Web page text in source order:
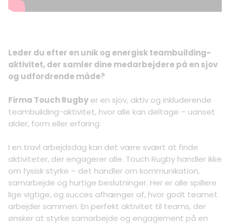
Leder du efter en unik og energisk teambuilding-
aktivitet, der samler dine medarbejdere på en sjov
og udfordrende måde?
Firma Touch Rugby er en sjov, aktiv og inkluderende
teambuilding-aktivitet, hvor alle kan deltage – uanset
alder, form eller erfaring
I en travl arbejdsdag kan det være svært at finde
aktiviteter, der engagerer alle. Touch Rugby handler ikke
om fysisk styrke – det handler om kommunikation,
samarbejde og hurtige beslutninger. Her er alle spillere
lige vigtige, og succes afhænger af, hvor godt teamet
arbejder sammen. En perfekt aktivitet til teams, der
ønsker at styrke samarbejde og engagement på en